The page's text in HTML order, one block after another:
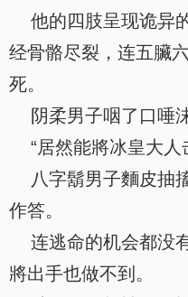
他的四肢呈现诡异
经骨骼尽裂，连五臟
死。
阴柔男子咽了口唾
“居然能將冰皇大人
八字鬍男子麵皮抽
作答。
连逃命的机会都没
將出手也做不到。